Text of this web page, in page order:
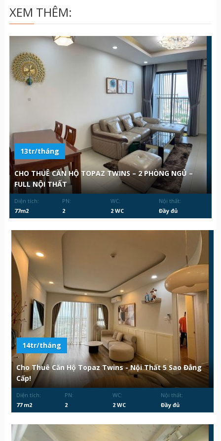
XEM THÊM:
13tr/tháng
CHO THUÊ CĂN HỘ TOPAZ TWINS – 2 PHÒNG NGỦ –
FULL NỘI THẤT
Diện tích:
77m2
PN:
2
WC:
2 WC
Nội thất:
Đầy đủ
14tr/tháng
Cho Thuê Căn Hộ Topaz Twins - Nội Thất 5 Sao Đẳng
Cấp!
Diện tích:
77 m2
PN:
2
WC:
2 WC
Nội thất:
Đầy đủ